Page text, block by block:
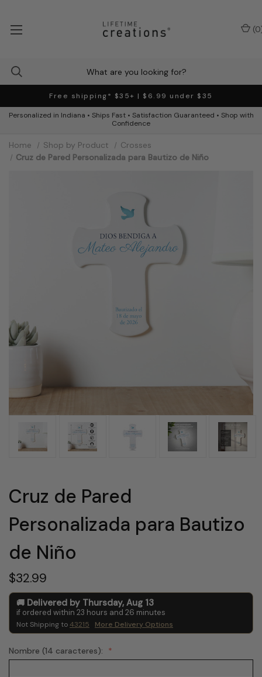
Free shipping* $35+ | $6.99 under $35
Personalized in Indiana • Ships Fast • Satisfaction Guaranteed • Shop with
Confidence
(0
Home Shop by Product
Crosses
Cruz de Pared Personalizada para Bautizo de Niño
Cruz de Pared
Personalizada para Bautizo
de Niño
$32.99
Delivered by Thursday, Aug 13
if ordered within 23 hours and 26 minutes
Not Shipping to43215 More Delivery Options
Nombre (14 caracteres):